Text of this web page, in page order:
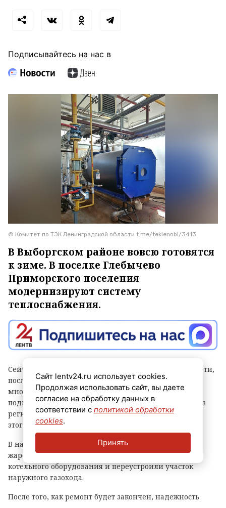
Подписывайтесь на нас в
© Комитет по ТЭК Ленинградской области t.me/teklenobl/3413
В Выборгском районе вовсю готовятся
к зиме. В поселке Глебычево
Приморского поселения
модернизируют систему
теплоснабжения.
Сейчас рабочие реконструируют участок тепловой сети,
после завершения работ на котором 15
многоквартирных домов бывшего военного городка
подключат к газовой котельной. Об этом рассказали в
региональном комитете по ТЭК. Отмечается, что до
этого дома отапливали от угольной котельной.
В начале лета в котельной заменили водогрейный
жаротрубный котел, а также устроили новую обвязку
котельного оборудования и переустроили участок
наружного газохода.
После того, как ремонт будет закончен, надежность
Сайт lentv24.ru использует cookies.
Продолжая использовать сайт, вы даете
согласие на обработку данных в
соответствии с политикой обработки
cookies.
Принять